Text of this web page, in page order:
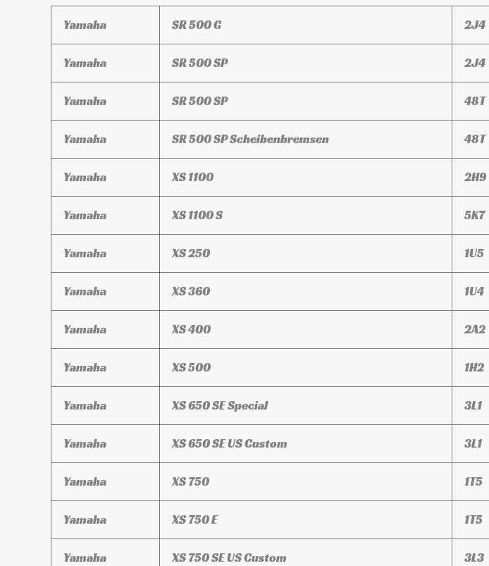
Yamaha SR 500 G 2J4
Yamaha SR 500 SP 2J4
Yamaha SR 500 SP 48T
Yamaha SR 500 SP Scheibenbremsen 48T
Yamaha XS 1100 2H9
Yamaha XS 1100 S 5K7
Yamaha XS 250 1U5
Yamaha XS 360 1U4
Yamaha XS 400 2A2
Yamaha XS 500 1H2
Yamaha XS 650 SE Special 3L1
Yamaha XS 650 SE US Custom 3L1
Yamaha XS 750 1T5
Yamaha XS 750 E 1T5
Yamaha XS 750 SE US Custom 3L3